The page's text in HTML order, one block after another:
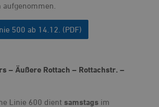
500 ab 14.12. (PDF)
– Äußere Rottach – Rottachstr. –
Linie 600 dient samstags im